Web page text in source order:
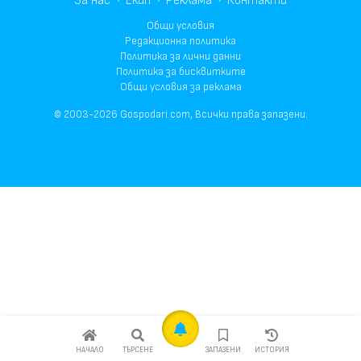
НАЧАЛО ТЪРСЕНЕ ЗАПАЗЕНИ ИСТОРИЯ
Общи условия
Редакционна политика
Политика за лични данни
Политика за бисквитките
Общи условия за реклама
© 2003-2026 Gospodari.com, Всички права запазени.